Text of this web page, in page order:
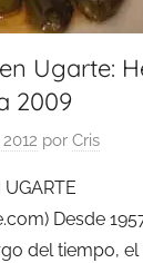
Ugarte:
2009
por Cris
UGARTE
Desde
del tiempo,